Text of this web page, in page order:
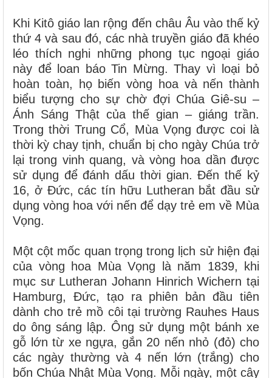
Khi Kitô giáo lan rộng đến châu Âu vào thế kỷ
thứ 4 và sau đó, các nhà truyền giáo đã khéo
léo thích nghi những phong tục ngoại giáo
này để loan báo Tin Mừng. Thay vì loại bỏ
hoàn toàn, họ biến vòng hoa và nến thành
biểu tượng cho sự chờ đợi Chúa Giê-su –
Ánh Sáng Thật của thế gian – giáng trần.
Trong thời Trung Cổ, Mùa Vọng được coi là
thời kỳ chay tịnh, chuẩn bị cho ngày Chúa trở
lại trong vinh quang, và vòng hoa dần được
sử dụng để đánh dấu thời gian. Đến thế kỷ
16, ở Đức, các tín hữu Lutheran bắt đầu sử
dụng vòng hoa với nến để dạy trẻ em về Mùa
Vọng.
Một cột mốc quan trọng trong lịch sử hiện đại
của vòng hoa Mùa Vọng là năm 1839, khi
mục sư Lutheran Johann Hinrich Wichern tại
Hamburg, Đức, tạo ra phiên bản đầu tiên
dành cho trẻ mồ côi tại trường Rauhes Haus
do ông sáng lập. Ông sử dụng một bánh xe
gỗ lớn từ xe ngựa, gắn 20 nến nhỏ (đỏ) cho
các ngày thường và 4 nến lớn (trắng) cho
bốn Chúa Nhật Mùa Vọng. Mỗi ngày, một cây